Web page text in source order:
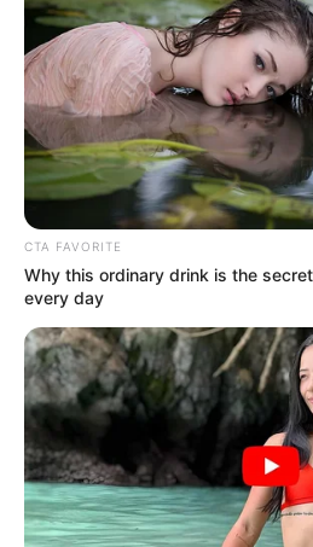
CTA FAVORITE
Why this ordinary drink is the
every day